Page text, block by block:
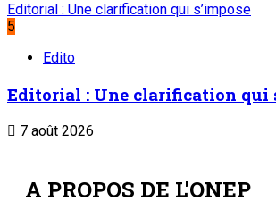
Editorial : Une clarification qui s’impose
5
Edito
Editorial : Une clarification qui
7 août 2026
A PROPOS DE L'ONEP